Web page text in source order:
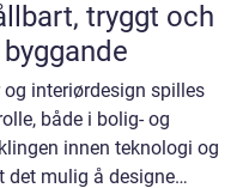
interiørdesign spilles
både i bolig- og
innen teknologi og
det mulig å designe